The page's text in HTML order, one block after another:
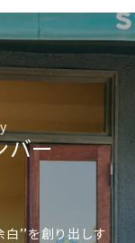
バー
’’を創り出しす